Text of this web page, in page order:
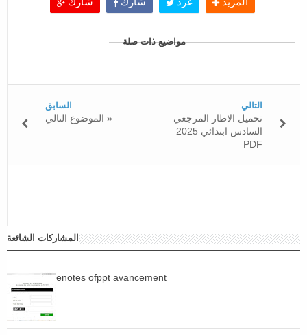
مواضيع ذات صلة
التالي
تحميل الاطار المرجعي
السادس ابتدائي 2025
PDF
السابق
الموضوع التالي »
المشاركات الشائعة
enotes ofppt avancement